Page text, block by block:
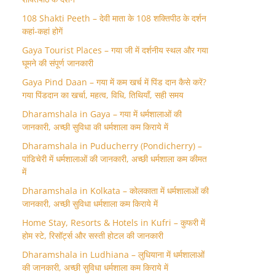
108 Shakti Peeth – देवी माता के 108 शक्तिपीठ के दर्शन
कहां-कहां होगें
Gaya Tourist Places – गया जी में दर्शनीय स्थल और गया
घूमने की संपूर्ण जानकारी
Gaya Pind Daan – गया में कम खर्च में पिंड दान कैसे करें?
गया पिंडदान का खर्चा, महत्व, विधि, तिथियाँ, सही समय
Dharamshala in Gaya – गया में धर्मशालाओं की
जानकारी, अच्छी सुविधा की धर्मशाला कम किराये में
Dharamshala in Puducherry (Pondicherry) –
पांडिचेरी में धर्मशालाओं की जानकारी, अच्छी धर्मशाला कम कीमत
में
Dharamshala in Kolkata – कोलकाता में धर्मशालाओं की
जानकारी, अच्छी सुविधा धर्मशाला कम किराये में
Home Stay, Resorts & Hotels in Kufri – कुफरी में
होम स्‍टे, रिसॉर्ट्स और सस्ती होटल की जानकारी
Dharamshala in Ludhiana – लुधियाना में धर्मशालाओं
की जानकारी, अच्छी सुविधा धर्मशाला कम किराये में